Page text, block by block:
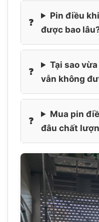
Pin điều
được bao
Tại sao
vẫn không
Mua pin
đâu chất